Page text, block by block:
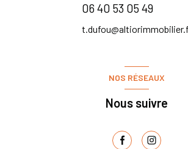
06 40 53 05 49
NOS RÉSEAUX
Nous suivre